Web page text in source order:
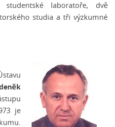
studentské laboratoře, dvě
studia a tři výzkumné
je